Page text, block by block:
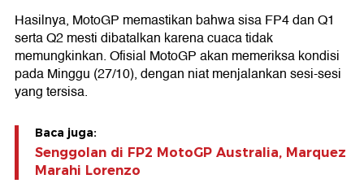
Hasilnya, MotoGP memastikan bahwa sisa FP4 dan Q1
serta Q2 mesti dibatalkan karena cuaca tidak
memungkinkan. Ofisial MotoGP akan memeriksa kondisi
pada Minggu (27/10), dengan niat menjalankan sesi-sesi
yang tersisa.
Baca juga:
Senggolan di FP2 MotoGP Australia, Marquez
Marahi Lorenzo